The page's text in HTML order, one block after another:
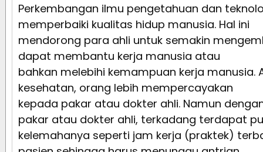
Perkembangan ilmu pengetahuan dan
memperbaiki kualitas hidup manusia. Hal ini
mendorong para ahli untuk semakin
dapat membantu kerja manusia atau
bahkan melebihi kemampuan kerja manusia.
kesehatan, orang lebih mempercayakan
kepada pakar atau dokter ahli. Namun
pakar atau dokter ahli, terkadang terdapat
kelemahanya seperti jam kerja (praktek)